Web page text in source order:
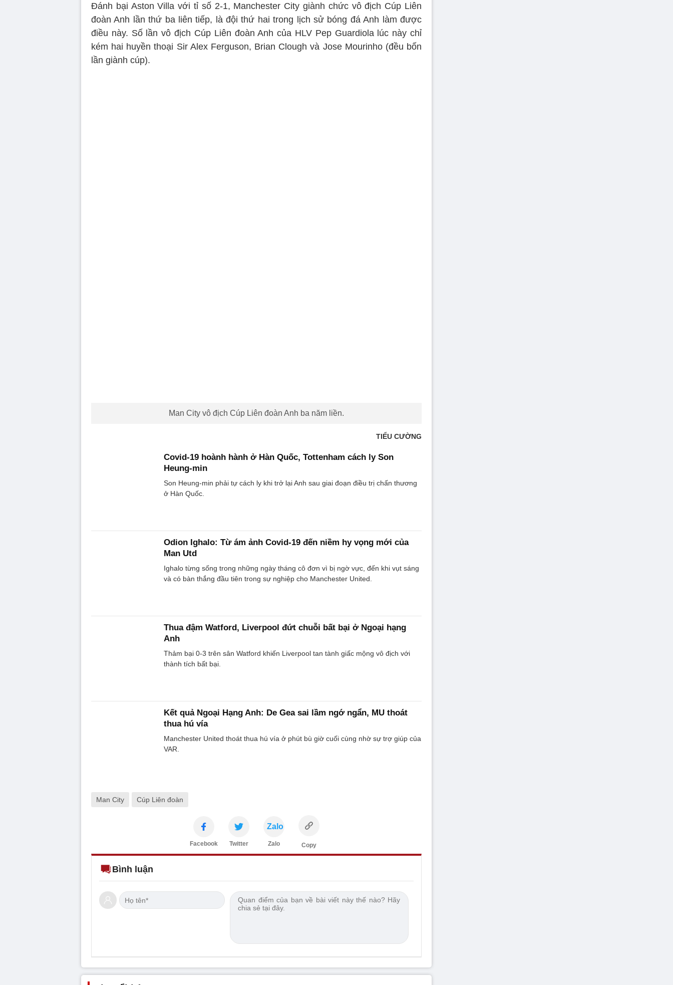
Đánh bại Aston Villa với tỉ số 2-1, Manchester City giành chức vô địch Cúp Liên
đoàn Anh lần thứ ba liên tiếp, là đội thứ hai trong lịch sử bóng đá Anh làm được
điều này. Số lần vô địch Cúp Liên đoàn Anh của HLV Pep Guardiola lúc này chỉ
kém hai huyền thoại Sir Alex Ferguson, Brian Clough và Jose Mourinho (đều bốn
lần giành cúp).
Man City vô địch Cúp Liên đoàn Anh ba năm liền.
TIỂU CƯỜNG
Covid-19 hoành hành ở Hàn Quốc, Tottenham cách ly Son
Heung-min
Son Heung-min phải tự cách ly khi trở lại Anh sau giai đoạn điều trị chấn thương
ở Hàn Quốc.
Odion Ighalo: Từ ám ảnh Covid-19 đến niềm hy vọng mới của
Man Utd
Ighalo từng sống trong những ngày tháng cô đơn vì bị ngờ vực, đến khi vụt sáng
và có bàn thắng đầu tiên trong sự nghiệp cho Manchester United.
Thua đậm Watford, Liverpool đứt chuỗi bất bại ở Ngoại hạng
Anh
Thảm bại 0-3 trên sân Watford khiến Liverpool tan tành giấc mộng vô địch với
thành tích bất bại.
Kết quả Ngoại Hạng Anh: De Gea sai lầm ngớ ngẩn, MU thoát
thua hú vía
Manchester United thoát thua hú vía ở phút bù giờ cuối cùng nhờ sự trợ giúp của
VAR.
Man City Cúp Liên đoàn
Facebook Twitter
Zalo
Zalo Copy
Bình luận